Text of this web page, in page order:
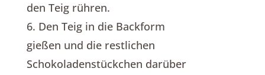
den Teig rühren.
6. Den Teig in die Backform
gießen und die restlichen
Schokoladenstückchen darüber